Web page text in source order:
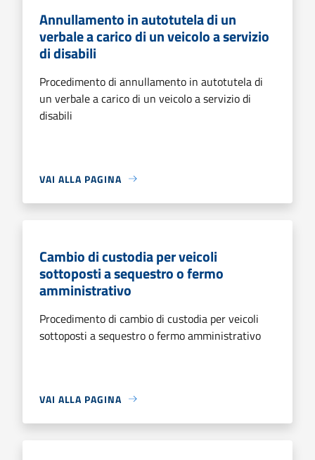
Annullamento in autotutela di un
verbale a carico di un veicolo a servizio
di disabili
Procedimento di annullamento in autotutela di
un verbale a carico di un veicolo a servizio di
disabili
VAI ALLA PAGINA
Cambio di custodia per veicoli
sottoposti a sequestro o fermo
amministrativo
Procedimento di cambio di custodia per veicoli
sottoposti a sequestro o fermo amministrativo
VAI ALLA PAGINA